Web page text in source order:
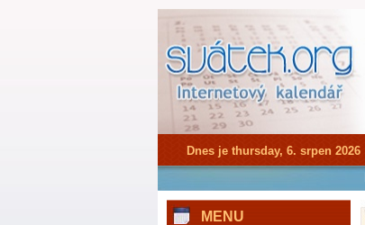
MENU
Dnes je thursday, 6. srpen 2026